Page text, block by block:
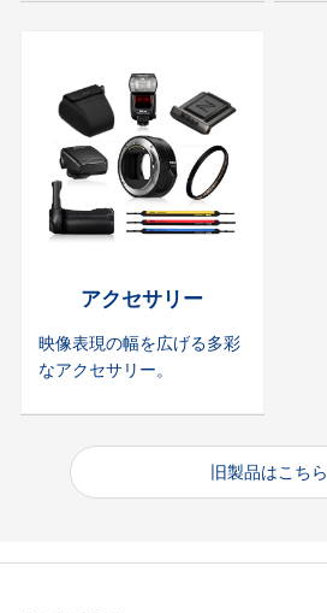
アクセサリー
映像表現の幅を広げる多彩
なアクセサリー。
旧製品はこちら